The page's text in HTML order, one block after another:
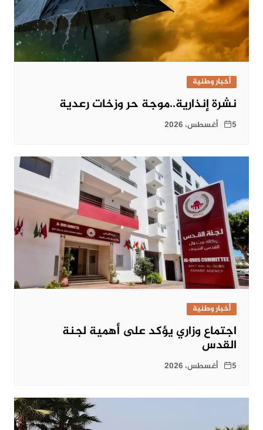
أخبار وطنية
نشرة إنذارية..موجة حر وزخات رعدية
5 أغسطس، 2026
أخبار وطنية
اجتماع وزاري يؤكد على أهمية لجنة
القدس
5 أغسطس، 2026